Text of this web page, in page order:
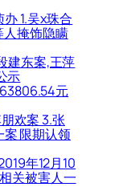
1.吴x珠合
人掩饰隐瞒
建东案,王萍
示
元
欢案 3.张
限期认领
年12月10
关被害人一